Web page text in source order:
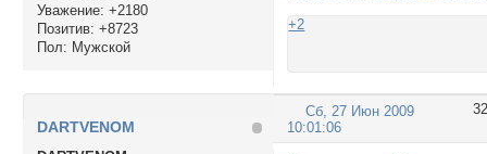
Уважение: +2180
Позитив: +8723
Пол: Мужской
+2
32
Сб, 27 Июн 2009
10:01:06
DARTVENOM